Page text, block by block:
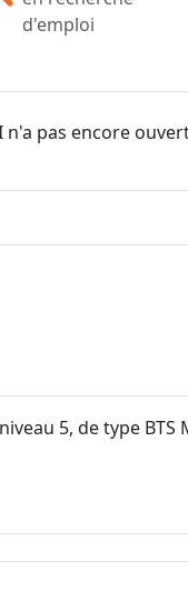
d'emploi
n'a pas encore
5, de type BTS